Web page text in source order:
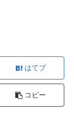
はてブ
コピー